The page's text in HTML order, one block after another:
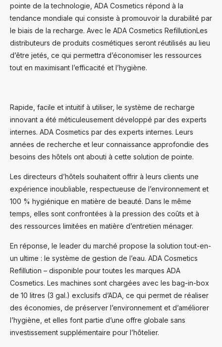
pointe de la technologie, ADA Cosmetics répond à la
tendance mondiale qui consiste à promouvoir la durabilité par
le biais de la recharge. Avec le ADA Cosmetics RefillutionLes
distributeurs de produits cosmétiques seront réutilisés au lieu
d’être jetés, ce qui permettra d’économiser les ressources
tout en maximisant l’efficacité et l’hygiène.
Rapide, facile et intuitif à utiliser, le système de recharge
innovant a été méticuleusement développé par des experts
internes. ADA Cosmetics par des experts internes. Leurs
années de recherche et leur connaissance approfondie des
besoins des hôtels ont abouti à cette solution de pointe.
Les directeurs d’hôtels souhaitent offrir à leurs clients une
expérience inoubliable, respectueuse de l’environnement et
100 % hygiénique en matière de beauté. Dans le même
temps, elles sont confrontées à la pression des coûts et à
des ressources limitées en matière d’entretien ménager.
En réponse, le leader du marché propose la solution tout-en-
un ultime : le système de gestion de l’eau. ADA Cosmetics
Refillution – disponible pour toutes les marques ADA
Cosmetics. Les machines sont chargées avec les bag-in-box
de 10 litres (3 gal.) exclusifs d’ADA, ce qui permet de réaliser
des économies, de préserver l’environnement et d’améliorer
l’hygiène, et elles font partie d’une offre globale sans
investissement supplémentaire pour l’hôtelier.
Ask Mira Mira
Hello and welcome! I'm Mira – your virtual
assistant and product consultant from ADA
Cosmetics. 😊 I'm here to help with any
questions about our hotel cosmetics